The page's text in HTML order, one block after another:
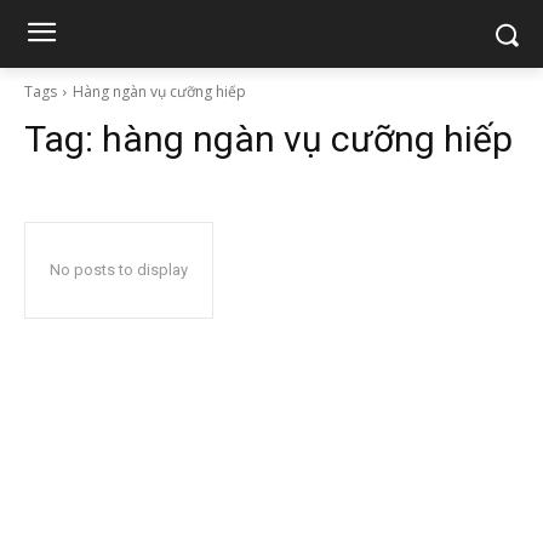
Tags Hàng ngàn vụ cưỡng hiếp
Tag: hàng ngàn vụ cưỡng hiếp
No posts to display